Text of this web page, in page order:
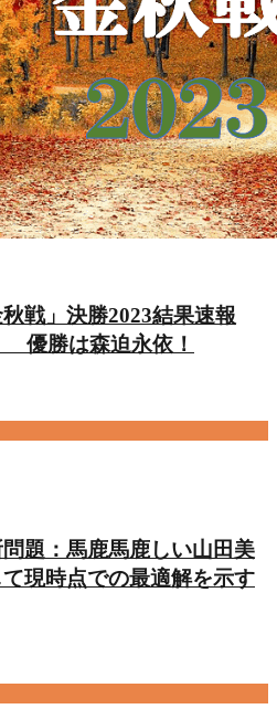
戦」決勝2023結果速報
優勝は森迫永依！
題：馬鹿馬鹿しい山田美
現時点での最適解を示す